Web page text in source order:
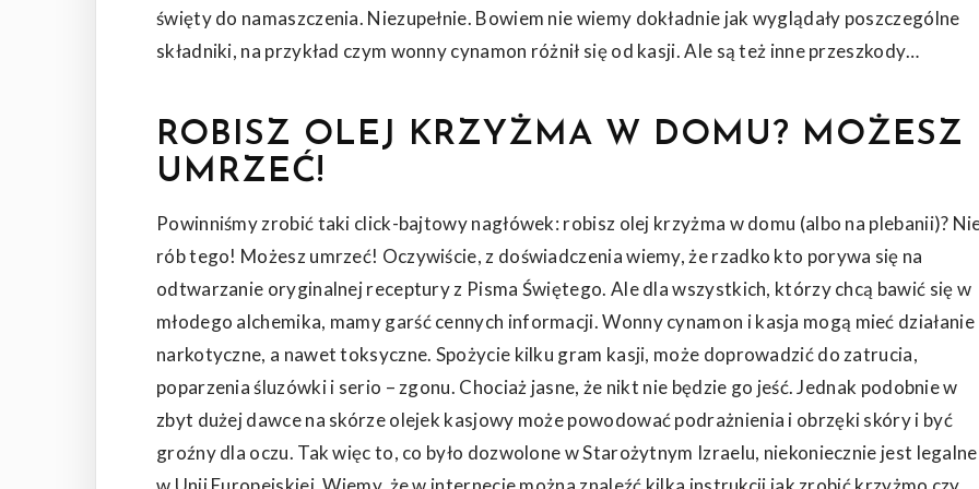
święty do namaszczenia. Niezupełnie. Bowiem nie wiemy dokładnie jak wyglądały poszczególne
składniki, na przykład czym wonny cynamon różnił się od kasji. Ale są też inne przeszkody…
ROBISZ OLEJ KRZYŻMA W DOMU? MOŻESZ
UMRZEĆ!
Powinniśmy zrobić taki click-bajtowy nagłówek: robisz olej krzyżma w domu (albo na plebanii)?
rób tego! Możesz umrzeć! Oczywiście, z doświadczenia wiemy, że rzadko kto porywa się na
odtwarzanie oryginalnej receptury z Pisma Świętego. Ale dla wszystkich, którzy chcą bawić się w
młodego alchemika, mamy garść cennych informacji. Wonny cynamon i kasja mogą mieć działanie
narkotyczne, a nawet toksyczne. Spożycie kilku gram kasji, może doprowadzić do zatrucia,
poparzenia śluzówki i serio – zgonu. Chociaż jasne, że nikt nie będzie go jeść. Jednak podobnie w
zbyt dużej dawce na skórze olejek kasjowy może powodować podrażnienia i obrzęki skóry i być
groźny dla oczu. Tak więc to, co było dozwolone w Starożytnym Izraelu, niekoniecznie jest legalne